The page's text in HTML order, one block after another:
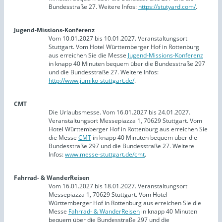
Bundesstraße 27. Weitere Infos: https://stutyard.com/.
Jugend-Missions-Konferenz
Vom 10.01.2027 bis 10.01.2027. Veranstaltungsort
Stuttgart. Vom Hotel Württemberger Hof in Rottenburg
aus erreichen Sie die Messe Jugend-Missions-Konferenz
in knapp 40 Minuten bequem über die Bundesstraße 297
und die Bundesstraße 27. Weitere Infos:
http://www.jumiko-stuttgart.de/.
CMT
Die Urlaubsmesse. Vom 16.01.2027 bis 24.01.2027.
Veranstaltungsort Messepiazza 1, 70629 Stuttgart. Vom
Hotel Württemberger Hof in Rottenburg aus erreichen Sie
die Messe CMT in knapp 40 Minuten bequem über die
Bundesstraße 297 und die Bundesstraße 27. Weitere
Infos:www.messe-stuttgart.de/cmt.
Fahrrad- & WanderReisen
Vom 16.01.2027 bis 18.01.2027. Veranstaltungsort
Messepiazza 1, 70629 Stuttgart. Vom Hotel
Württemberger Hof in Rottenburg aus erreichen Sie die
Messe Fahrrad- & WanderReisen in knapp 40 Minuten
bequem über die Bundesstraße 297 und die